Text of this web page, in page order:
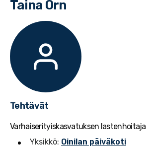
Taina Örn
Tehtävät
Varhaiserityiskasvatuksen lastenhoitaja
Yksikkö: Oinilan päiväkoti